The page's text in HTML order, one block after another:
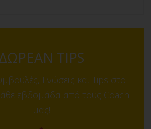
TIPS
Γνώσεις και Tips στο
εβδομάδα από τους Coach
μας!